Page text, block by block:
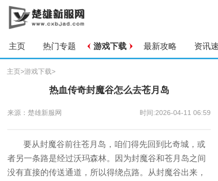
主页 热门专题 游戏下载 最新攻略 资讯
主页>游戏下载>
热血传奇封魔谷怎么去苍月岛
来源：楚雄新服网 时间:2026-04-11 06:59
要从封魔谷前往苍月岛，咱们得先回到比奇城，或
者另一条路是经过沃玛森林。因为封魔谷和苍月岛之间
没有直接的传送通道，所以得绕点路。从封魔谷出来，